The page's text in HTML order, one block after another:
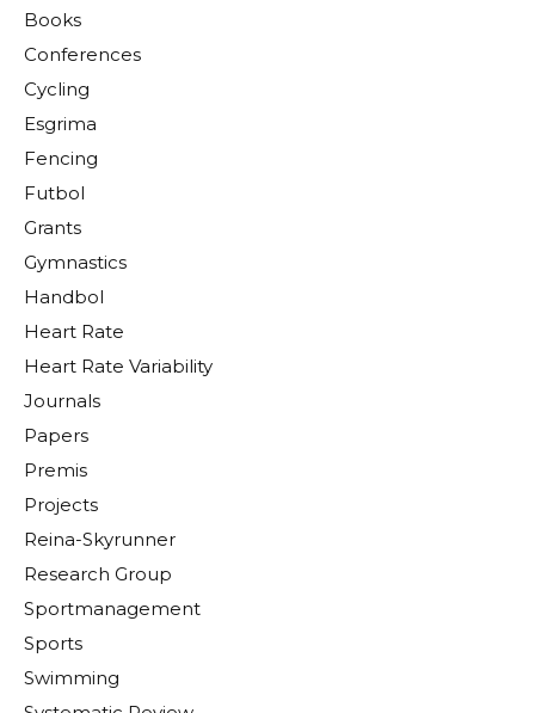
Books
Conferences
Cycling
Esgrima
Fencing
Futbol
Grants
Gymnastics
Handbol
Heart Rate
Heart Rate Variability
Journals
Papers
Premis
Projects
Reina-Skyrunner
Research Group
Sportmanagement
Sports
Swimming